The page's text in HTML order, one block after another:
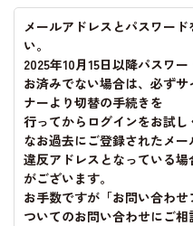
メールアドレスとパスワー
い。
2025年10月15日以降パスワ
お済みでない場合は、必ず
ナーより切替の手続きを
行ってからログインをお試し
なお過去にご登録されたメ
違反アドレスとなっている
がございます。
お手数ですが「お問い合わ
ついてのお問い合わせにご相